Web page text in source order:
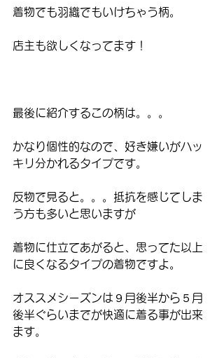
着物でも羽織でもいけちゃう柄。
店主も欲しくなってます！
最後に紹介するこの柄は。。。
かなり個性的なので、好き嫌いがハッ
キリ分かれるタイプです。
反物で見ると。。。抵抗を感じてしま
う方も多いと思いますが
着物に仕立てあがると、思ってた以上
に良くなるタイプの着物ですよ。
オススメシーズンは９月後半から５月
後半ぐらいまでが快適に着る事が出来
ます。